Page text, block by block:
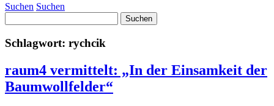
Suchen Suchen
nach:
Schlagwort: rychcik
raum4 vermittelt: „In der Einsamkeit der
Baumwollfelder“